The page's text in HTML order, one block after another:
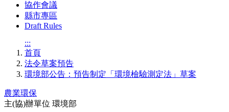
協作會議
縣市專區
Draft Rules
:::
首頁
法令草案預告
環境部公告：預告制定「環境檢驗測定法」草案
農業環保
主(協)辦單位 環境部